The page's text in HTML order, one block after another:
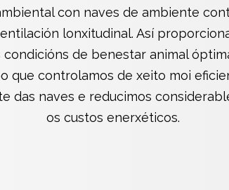
con naves de ambiente
lonxitudinal. Así
condicións de benestar animal
que controlamos de xeito moi
das naves e reducimos
os custos enerxéticos.